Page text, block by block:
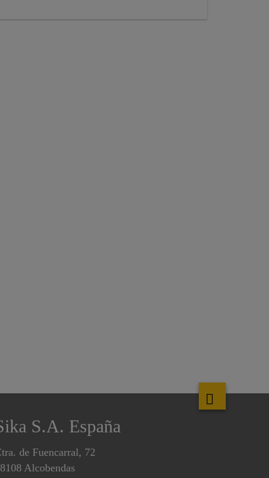
materials and apply non-invasive but efficient
S.A. España
de Fuencarral, 72
Alcobendas